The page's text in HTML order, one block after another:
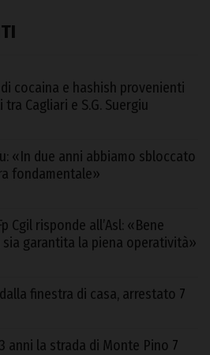
cocaina e hashish provenienti
Cagliari e S.G. Suergiu
«In due anni abbiamo sbloccato
fondamentale»
Cgil risponde all’Asl: «Bene
garantita la piena operatività»
finestra di casa, arrestato 7
anni la strada di Monte Pino 7